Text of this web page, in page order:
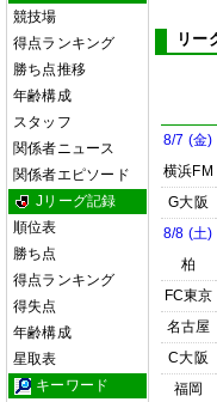
競技場
得点ランキング
勝ち点推移
年齢構成
スタッフ
関係者ニュース
関係者エピソード
Jリーグ記録
順位表
勝ち点
得点ランキング
得失点
年齢構成
星取表
キーワード
リー
8/7 (金)
横浜FM
G大阪
8/8 (土)
柏
FC東京
名古屋
C大阪
福岡